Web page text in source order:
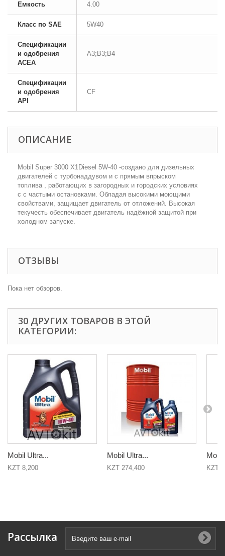
Емкость 4.00
Класс по SAE 5W40
Спецификации
и одобрения
ACEA
A3;B3;B4
Спецификации
и одобрения
API
CF
ОПИСАНИЕ
Mobil Super 3000 X1Diesel 5W-40 -создано для дизельных
двигателей с турбонаддувом и с прямым впрыском
топлива , работающих в загородных и городских условиях
c с частыми остановками. Обладая высокими моющими
свойствами, защищает двигатель от отложений. Высокая
текучесть обеспечивает двигатель надёжной защитой при
холодном запуске.
ОТЗЫВЫ
Пока нет обзоров.
30 ДРУГИХ ТОВАРОВ В ЭТОЙ
КАТЕГОРИИ:
Mobil Ultra...
KZT 8,200
Mobil Ultra...
KZT 274,400 KZT
Рассылка